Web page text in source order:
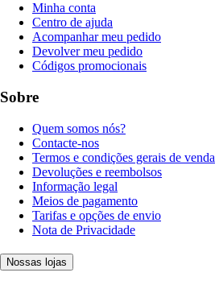
Minha conta
Centro de ajuda
Acompanhar meu pedido
Devolver meu pedido
Códigos promocionais
Sobre
Quem somos nós?
Contacte-nos
Termos e condições gerais de venda
Devoluções e reembolsos
Informação legal
Meios de pagamento
Tarifas e opções de envio
Nota de Privacidade
Nossas lojas